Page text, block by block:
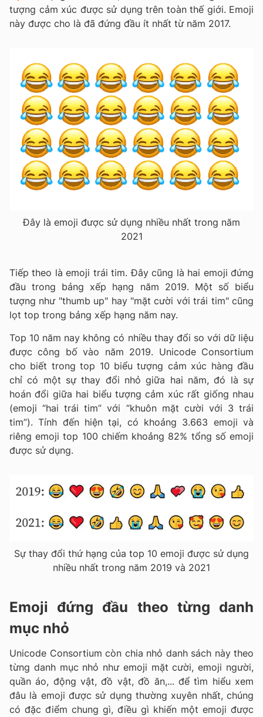
tượng cảm xúc được sử dụng trên toàn thế giới. Emoji
này được cho là đã đứng đầu ít nhất từ ​​năm 2017.
Đây là emoji được sử dụng nhiều nhất trong năm
2021
Tiếp theo là emoji trái tim. Đây cũng là hai emoji đứng
đầu trong bảng xếp hạng năm 2019. Một số biểu
tượng như "thumb up" hay "mặt cười với trái tim" cũng
lọt top trong bảng xếp hạng năm nay.
Top 10 năm nay không có nhiều thay đổi so với dữ liệu
được công bố vào năm 2019. Unicode Consortium
cho biết trong top 10 biểu tượng cảm xúc hàng đầu
chỉ có một sự thay đổi nhỏ giữa hai năm, đó là sự
hoán đổi giữa hai biểu tượng cảm xúc rất giống nhau
(emoji “hai trái tim” với “khuôn mặt cười với 3 trái
tim”). Tính đến hiện tại, có khoảng 3.663 emoji và
riêng emoji top 100 chiếm khoảng 82% tổng số emoji
được sử dụng.
Sự thay đổi thứ hạng của top 10 emoji được sử dụng
nhiều nhất trong năm 2019 và 2021
Emoji đứng đầu theo từng danh
mục nhỏ
Unicode Consortium còn chia nhỏ danh sách này theo
từng danh mục nhỏ như emoji mặt cười, emoji người,
quần áo, động vật, đồ vật, đồ ăn,... để tìm hiểu xem
đâu là emoji được sử dụng thường xuyên nhất, chúng
có đặc điểm chung gì, điều gì khiến một emoji được